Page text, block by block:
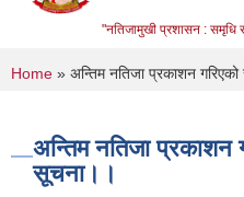
"नतिजामुखी प्रशासन : समृधि
You are here
Home » अन्तिम नतिजा प्रकाशन
अन्तिम नतिजा प्रकाशन
सूचना।।